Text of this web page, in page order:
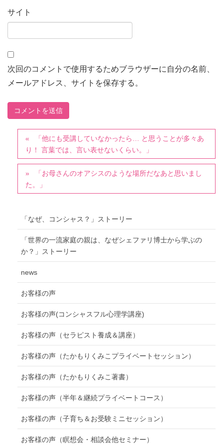
サイト
次回のコメントで使用するためブラウザーに自分の名前、
メールアドレス、サイトを保存する。
「他にも受講していなかったら… と思うことが多々あ
り！ 言葉では、言い表せないくらい。」
「お母さんのオアシスのような場所だなあと思いまし
た。」
「なぜ、コンシャス？」ストーリー
「世界の一流家庭の親は、なぜシェファリ博士から学ぶの
か？」ストーリー
news
お客様の声
お客様の声(コンシャスフル心理学講座)
お客様の声（セラピスト養成＆講座）
お客様の声（たかもりくみこプライベートセッション）
お客様の声（たかもりくみこ著書）
お客様の声（半年＆継続プライベートコース）
お客様の声（子育ち＆お受験ミニセッション）
お客様の声（瞑想会・相談会他セミナー）